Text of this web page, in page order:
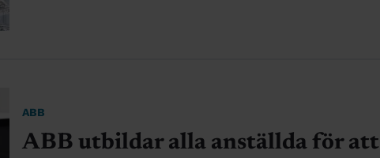
ABB
ABB utbildar alla anställda för att